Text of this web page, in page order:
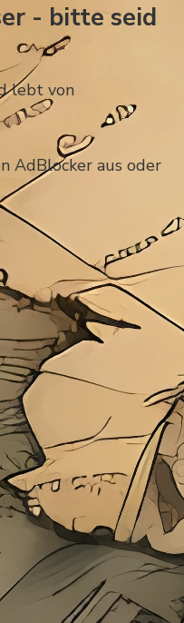
- bitte seid
lebt von
AdBlocker aus oder